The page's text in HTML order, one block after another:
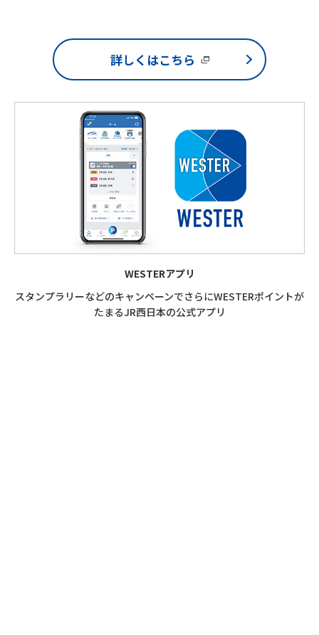
詳しくはこちら
WESTERアプリ
スタンプラリーなどのキャンペーンでさらにWESTERポイントが
たまるJR西日本の公式アプリ